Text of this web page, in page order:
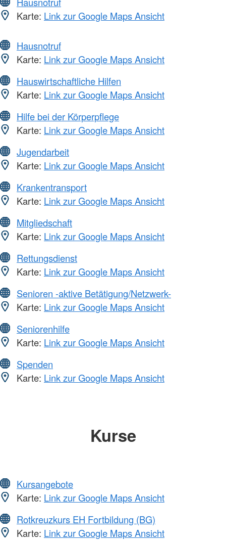
Karte: Link zur Google Maps Ansicht
Hausnotruf
Karte: Link zur Google Maps Ansicht
Hauswirtschaftliche Hilfen
Karte: Link zur Google Maps Ansicht
Hilfe bei der Körperpflege
Karte: Link zur Google Maps Ansicht
Jugendarbeit
Karte: Link zur Google Maps Ansicht
Krankentransport
Karte: Link zur Google Maps Ansicht
Mitgliedschaft
Karte: Link zur Google Maps Ansicht
Rettungsdienst
Karte: Link zur Google Maps Ansicht
Senioren -aktive Betätigung/Netzwerk-
Karte: Link zur Google Maps Ansicht
Seniorenhilfe
Karte: Link zur Google Maps Ansicht
Spenden
Karte: Link zur Google Maps Ansicht
Kurse
Kursangebote
Karte: Link zur Google Maps Ansicht
Rotkreuzkurs EH Fortbildung (BG)
Karte: Link zur Google Maps Ansicht